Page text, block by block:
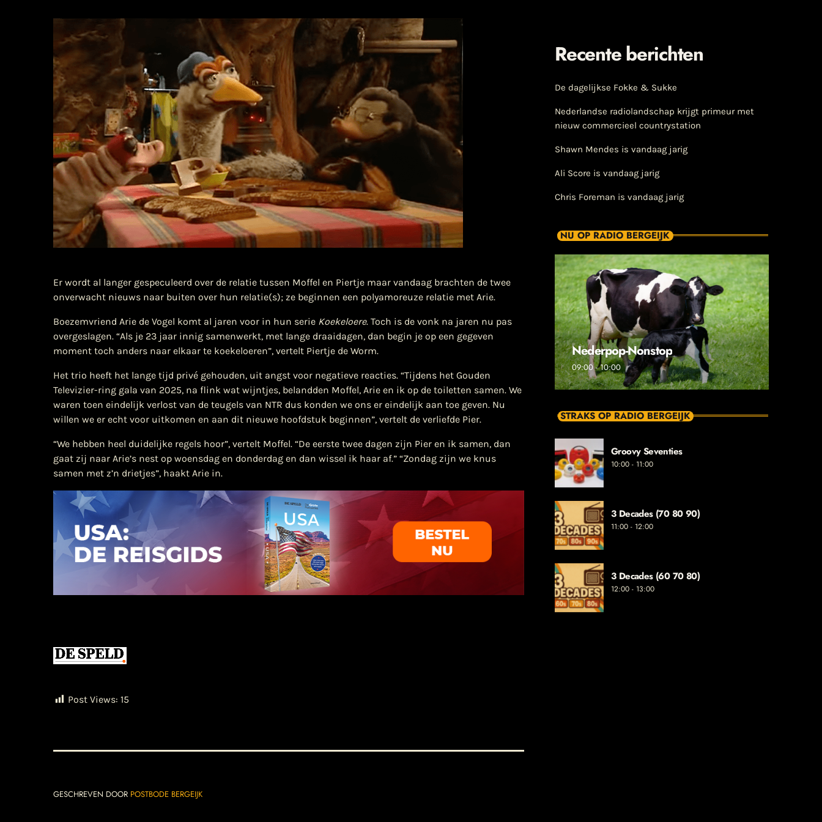
​Er wordt al langer gespeculeerd over de relatie tussen Moffel en Piertje maar vandaag brachten de twee
onverwacht nieuws naar buiten over hun relatie(s); ze beginnen een polyamoreuze relatie met Arie.
Boezemvriend Arie de Vogel komt al jaren voor in hun serie Koekeloere. Toch is de vonk na jaren nu pas
overgeslagen. “Als je 23 jaar innig samenwerkt, met lange draaidagen, dan begin je op een gegeven
moment toch anders naar elkaar te koekeloeren”, vertelt Piertje de Worm.
Het trio heeft het lange tijd privé gehouden, uit angst voor negatieve reacties. “Tijdens het Gouden
Televizier-ring gala van 2025, na flink wat wijntjes, belandden Moffel, Arie en ik op de toiletten samen. We
waren toen eindelijk verlost van de teugels van NTR dus konden we ons er eindelijk aan toe geven. Nu
willen we er echt voor uitkomen en aan dit nieuwe hoofdstuk beginnen”, vertelt de verliefde Pier.
“We hebben heel duidelijke regels hoor”, vertelt Moffel. “De eerste twee dagen zijn Pier en ik samen, dan
gaat zij naar Arie’s nest op woensdag en donderdag en dan wissel ik haar af.” “Zondag zijn we knus
samen met z’n drietjes”, haakt Arie in.
Post Views: 15
GESCHREVEN DOOR POSTBODE BERGEIJK
Recente berichten
De dagelijkse Fokke & Sukke
Nederlandse radiolandschap krijgt primeur met
nieuw commercieel countrystation
Shawn Mendes is vandaag jarig
Ali Score is vandaag jarig
Chris Foreman is vandaag jarig
NU OP RADIO BERGEIJK
Nederpop-Nonstop
09:00 - 10:00
STRAKS OP RADIO BERGEIJK
Groovy Seventies
10:00 - 11:00
3 Decades (70 80 90)
11:00 - 12:00
3 Decades (60 70 80)
12:00 - 13:00